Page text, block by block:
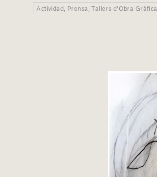
Actividad, Prensa, Tallers d’Obra Gràfica